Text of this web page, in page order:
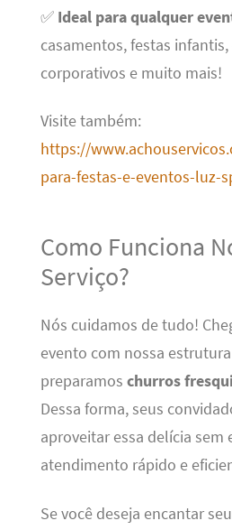
✅ Ideal para qualquer
casamentos, festas
corporativos e muito mais!
Visite também:
https://
para-festas-e-eventos-luz-
Como Funciona
Serviço?
Nós cuidamos de tudo!
evento com nossa
preparamos churros
Dessa forma, seus
aproveitar essa delícia sem
atendimento rápido e
Se você deseja encantar